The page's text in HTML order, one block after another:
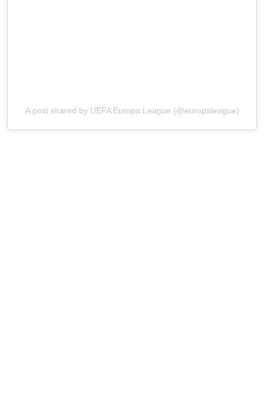
A post shared by UEFA Europa League (@europaleague)